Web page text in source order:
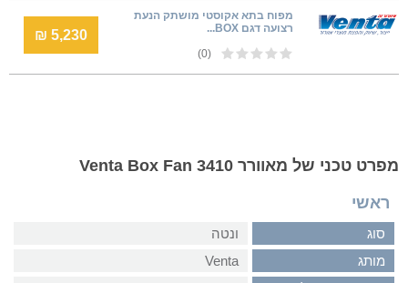
מפוח בתא אקוסטי מושתק הנעת
רצועה דגם BOX...
(0)
5,230 ₪
מפרט טכני של מאוורר Venta Box Fan 3410
ראשי
סוג
ונטה
מותג
Venta